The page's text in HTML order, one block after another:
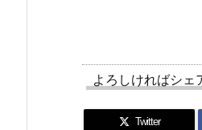
よろしければシェ
Twitter